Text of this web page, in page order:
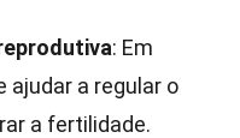
: Em
ajudar a regular o
a fertilidade.